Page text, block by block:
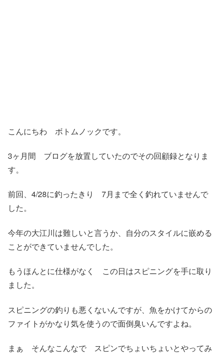
こんにちわ ボトムノックです。
3ヶ月間 ブログを放置していたのでその回顧録となりま
す。
前回、4/28に釣ったきり 7月まで全く釣れていませんで
した。
今年の大江川は難しいと言うか、自分のスタイルに嵌める
ことができていませんでした。
もうほんとに仕様がなく この日はスピニングを手に取り
ました。
スピニングの釣りも悪くないんですが、魚をかけてからの
ファイトがかなり気を使うので面倒臭いんですよね。
まぁ そんなこんなで スピンでちょいちょいとやってみ